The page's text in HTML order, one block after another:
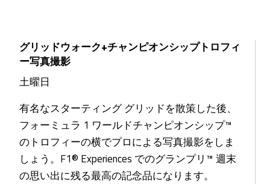
グリッドウォーク+チャンピオンシップトロフィ
ー写真撮影
土曜日
有名なスターティング グリッドを散策した後、
フォーミュラ 1 ワールドチャンピオンシップ™
のトロフィーの横でプロによる写真撮影をしま
しょう。F1® Experiences でのグランプリ™ 週末
の思い出に残る最高の記念品になります。